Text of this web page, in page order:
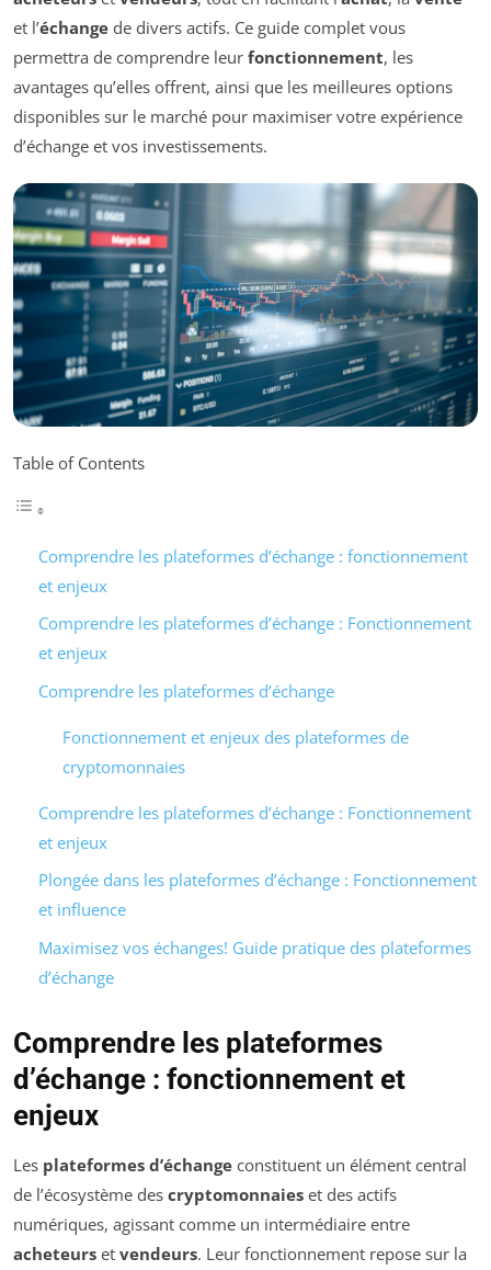
et l’échange de divers actifs. Ce guide complet vous
permettra de comprendre leur fonctionnement, les
avantages qu’elles offrent, ainsi que les meilleures options
disponibles sur le marché pour maximiser votre expérience
d’échange et vos investissements.
Table of Contents
Comprendre les plateformes d’échange : fonctionnement
et enjeux
Comprendre les plateformes d’échange : Fonctionnement
et enjeux
Comprendre les plateformes d’échange
Fonctionnement et enjeux des plateformes de
cryptomonnaies
Comprendre les plateformes d’échange : Fonctionnement
et enjeux
Plongée dans les plateformes d’échange : Fonctionnement
et influence
Maximisez vos échanges! Guide pratique des plateformes
d’échange
Comprendre les plateformes
d’échange : fonctionnement et
enjeux
Les plateformes d’échange constituent un élément central
de l’écosystème des cryptomonnaies et des actifs
numériques, agissant comme un intermédiaire entre
acheteurs et vendeurs. Leur fonctionnement repose sur la